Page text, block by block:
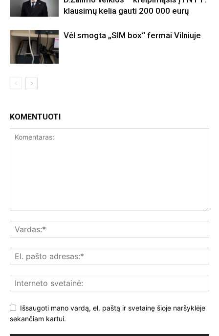
klausimų kelia gauti 200 000 eurų
Vėl smogta „SIM box“ fermai Vilniuje
KOMENTUOTI
Išsaugoti mano vardą, el. paštą ir svetainę šioje naršyklėje
sekančiam kartui.